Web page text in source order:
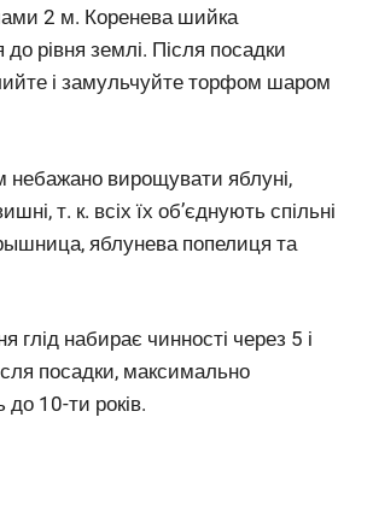
2 м. Коренева шийка
рівня землі. Після посадки
і замульчуйте торфом шаром
небажано вирощувати яблуні,
т. к. всіх їх об’єднують спільні
яблунева попелиця та
глід набирає чинності через 5 і
посадки, максимально
10-ти років.